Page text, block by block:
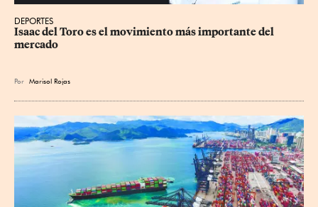
DEPORTES
Isaac del Toro es el movimiento más importante del
mercado
Por Marisol Rojas